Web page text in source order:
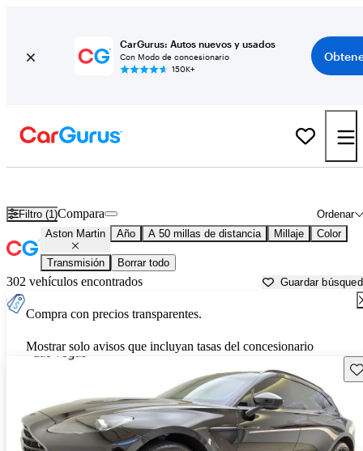
CarGurus: Autos nuevos y usados
Con Modo de concesionario
150K+
Filtro (1) Ordenar
Compara
Aston Martin Año A 50 millas de distancia Millaje Color
Transmisión Borrar todo
302 vehículos encontrados Guardar
Compra con precios transparentes.
Mostrar solo avisos que incluyan tasas del concesionario